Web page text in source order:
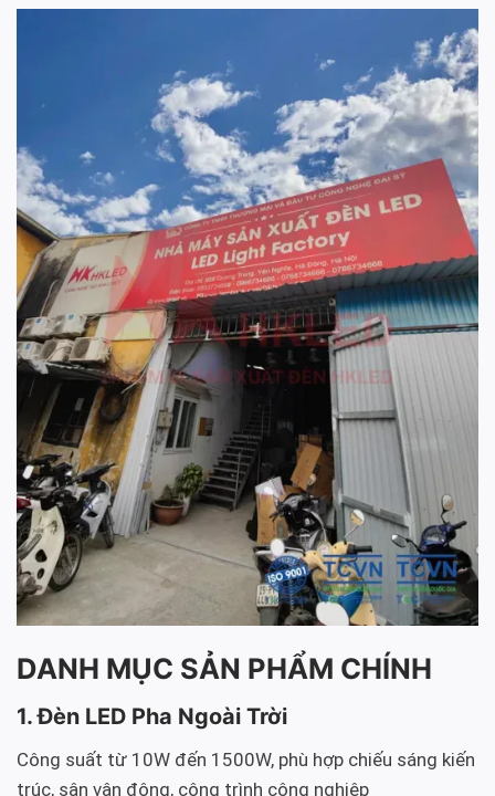
DANH MỤC SẢN PHẨM CHÍNH
1. Đèn LED Pha Ngoài Trời
Công suất từ 10W đến 1500W, phù hợp chiếu sáng kiến
trúc, sân vận động, công trình công nghiệp